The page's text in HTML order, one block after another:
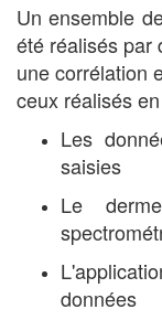
Un ensemble
été réalisés par
une corrélation
ceux réalisés
Les
saisies
Le
données